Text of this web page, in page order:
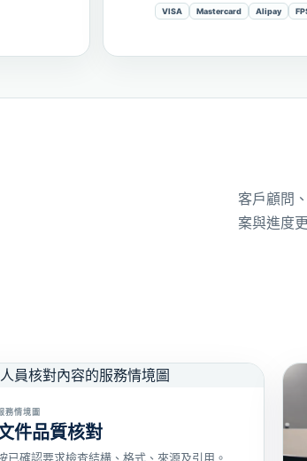
VISA Mastercard Alipay
客戶顧問
案與進度
務情境圖
件品質核對
已確認要求檢查結構、格式、來源及引用。